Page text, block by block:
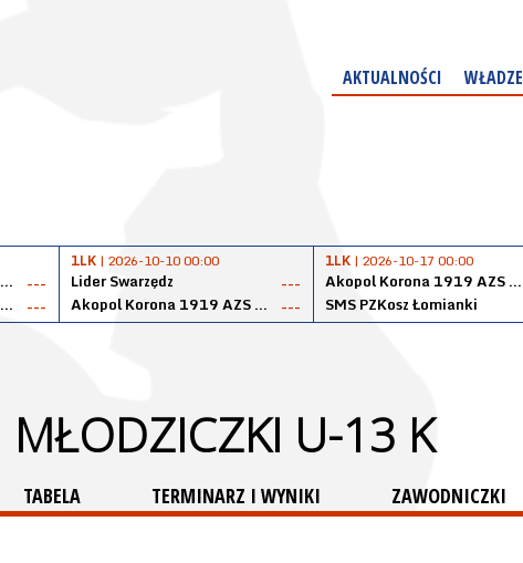
AKTUALNOŚCI WŁADZE
Akopol Korona 1919 AZS PK Kraków
---
GMMInoxMergerLogisticsPanteryŁańcut
---
1LK | 2026-10-10 00:00
Lider Swarzędz
---
Akopol Korona 1919 AZS PK Kraków
---
1LK | 2026-10-17 00:00
Akopol Korona 1919 AZS PK Kraków
SMS PZKosz Łomianki
MŁODZICZKI U-13 K
TABELA TERMINARZ I WYNIKI ZAWODNICZKI